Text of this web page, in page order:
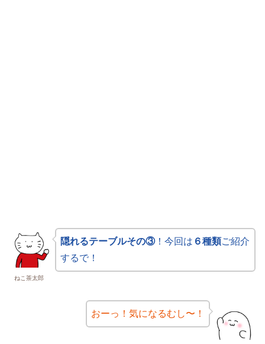
ねこ茶太郎
隠れるテーブルその③！今回は ６種類ご紹介
するで！
おーっ！気になるむし〜！